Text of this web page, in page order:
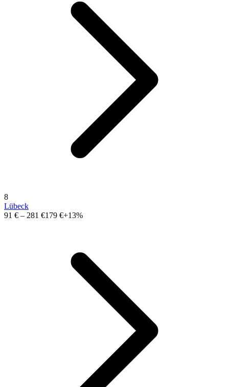
8
Lübeck
91 € – 281 €179 €+13%